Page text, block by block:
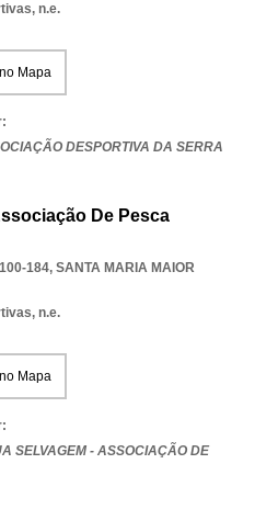
n.e.
Mapa
DESPORTIVA DA SERRA
De Pesca
184, SANTA MARIA MAIOR
n.e.
Mapa
SELVAGEM - ASSOCIAÇÃO DE